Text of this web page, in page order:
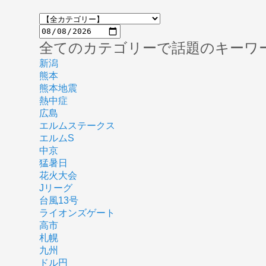
全てのカテゴリーで話題のキーワ
新潟
熊本
熊本地震
熱中症
広島
エルムステークス
エルムS
中京
猛暑日
花火大会
Jリーグ
台風13号
ライオンズゲート
高市
札幌
九州
ドル円